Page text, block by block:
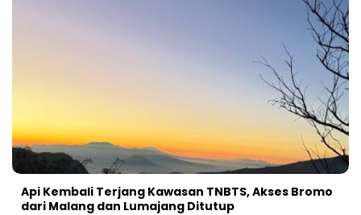
Api Kembali Terjang Kawasan TNBTS, Akses Bromo
dari Malang dan Lumajang Ditutup